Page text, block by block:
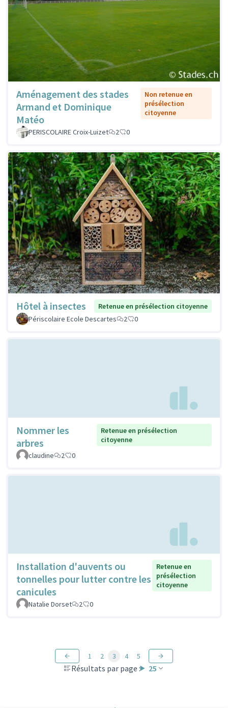
Aménagement des stades
Armand et Dominique
Matéo
Non retenue en
présélection
citoyenne
PERISCOLAIRE Croix-Luizet 2 0
Hôtel à insectes
Retenue en présélection citoyenne
Périscolaire Ecole Descartes
2 0
Nommer les
arbres
Retenue en présélection
citoyenne
claudine
2 0
Installation d'auvents ou
tonnelles pour lutter contre les
canicules
Retenue en
présélection
citoyenne
Natalie Dorset 2 0
Résultats par page : 25
1 2 3 4 5